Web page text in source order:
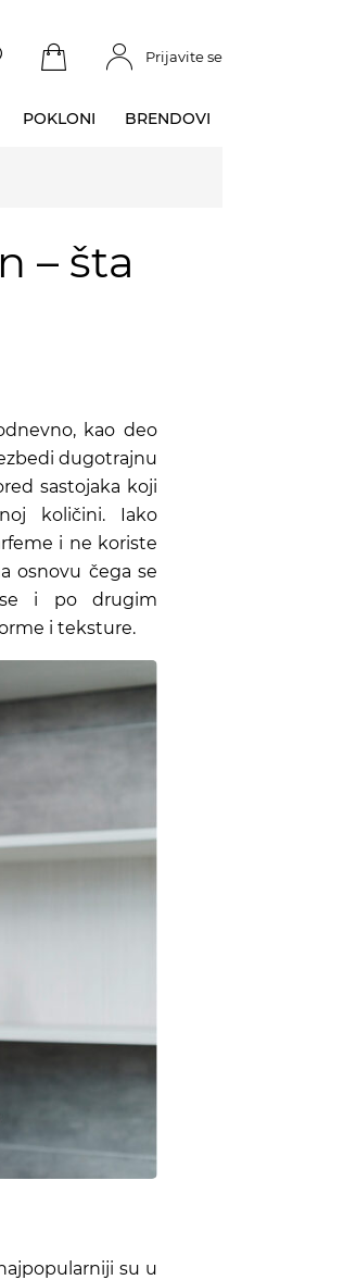
Prijavite se
POKLONI BRENDOVI
– šta
kao deo
dugotrajnu
sastojaka koji
količini. Iako
i ne koriste
osnovu čega se
se i po drugim
i teksture.
su u